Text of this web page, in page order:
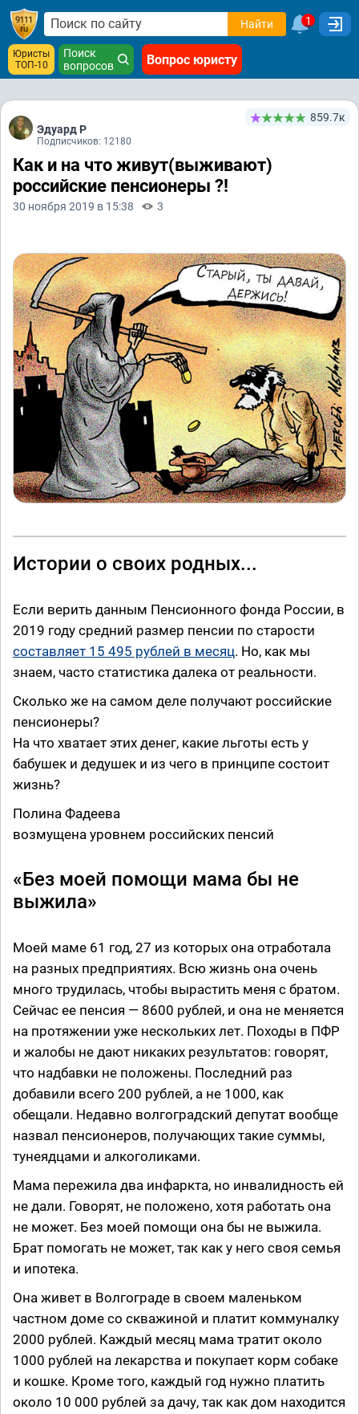
Найти 1
Юристы
ТОП-10
Поиск
вопросов
Вопрос юристу
Эдуард Р
Подписчиков: 12180
859.7к
Как и на что живут(выживают)
российские пенсионеры ?!
30 ноября 2019 в 15:38 3
Истории о своих родных...
Если верить данным Пенсионного фонда России, в
2019 году средний размер пенсии по старости
составляет 15 495 рублей в месяц. Но, как мы
знаем, часто статистика далека от реальности.
Сколько же на самом деле получают российские
пенсионеры?
На что хватает этих денег, какие льготы есть у
бабушек и дедушек и из чего в принципе состоит
жизнь?
Полина Фадеева
возмущена уровнем российских пенсий
«Без моей помощи мама бы не
выжила»
Моей маме 61 год, 27 из которых она отработала
на разных предприятиях. Всю жизнь она очень
много трудилась, чтобы вырастить меня с братом.
Сейчас ее пенсия — 8600 рублей, и она не меняется
на протяжении уже нескольких лет. Походы в ПФР
и жалобы не дают никаких результатов: говорят,
что надбавки не положены. Последний раз
добавили всего 200 рублей, а не 1000, как
обещали. Недавно волгоградский депутат вообще
назвал пенсионеров, получающих такие суммы,
тунеядцами и алкоголиками.
Мама пережила два инфаркта, но инвалидность ей
не дали. Говорят, не положено, хотя работать она
не может. Без моей помощи она бы не выжила.
Брат помогать не может, так как у него своя семья
и ипотека.
Она живет в Волгограде в своем маленьком
частном доме со скважиной и платит коммуналку
2000 рублей. Каждый месяц мама тратит около
1000 рублей на лекарства и покупает корм собаке
и кошке. Кроме того, каждый год нужно платить
около 10 000 рублей за дачу, так как дом находится